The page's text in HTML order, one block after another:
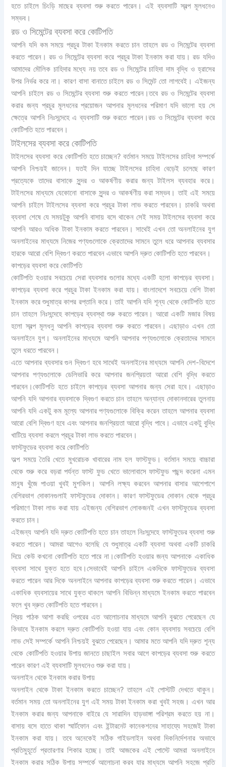
হতে চাইলে চিংড়ি মাছের ব্যবসা শুরু করতে পারেন। এই ব্যবসাটি স্বল্প মূলধনেও
সম্ভব।
রড ও সিমেন্টের ব্যবসা করে কোটিপতি
আপনি যদি কম সময়ে প্রচুর টাকা ইনকাম করতে চান তাহলে রড ও সিমেন্টের ব্যবসা
করতে পারেন। রড ও সিমেন্টের ব্যবসা করে প্রচুর টাকা ইনকাম করা যায়। রড যদিও
আমাদের মৌলিক চাহিদার মধ্যে নয় তবে রড ও সিমেন্টের চাহিদা দাম বৃদ্ধি ও হ্রাসের
উপর নির্ভর করে না। কারণ বাসা বানাতে চাইলে রড ও সিমেন্ট তো লাগবেই। এইজন্য
আপনি চাইলে রড ও সিমেন্টের ব্যবসা শুরু করতে পারেন।তবে রড ও সিমেন্টের ব্যবসা
করার জন্য প্রচুর মূলধনের প্রয়োজন আপনার মূলধনের পরিমাণ যদি ভালো হয় সে
ক্ষেত্রে আপনি নিঃসন্দেহে এ ব্যবসাটি শুরু করতে পারেন।রড ও সিমেন্টের ব্যবসা করে
কোটিপতি হতে পারবেন।
টাইলসের ব্যবসা করে কোটিপতি
টাইলসের ব্যবসা করে কোটিপতি হতে চাচ্ছেন? বর্তমান সময়ে টাইলসের চাহিদা সম্পর্কে
আপনি নিশ্চয়ই জানেন। যতই দিন যাচ্ছে টাইলসের চাহিদা বেড়েই চলেছে কারণ
প্রত্যেকে তাদের বাসাকে সুন্দর ও আকর্ষণীয় করার জন্য টাইলস ব্যবহার করে।
টাইলসের মাধ্যমে যেকোনো বাসাকে সুন্দর ও আকর্ষণীয় করা সম্ভব। তাই এই সময়ে
আপনি চাইলে টাইলসের ব্যবসা করে প্রচুর টাকা লাভ করতে পারবেন। চাকরি অথবা
ব্যবসা শেষে যে সময়টুকু আপনি বাসায় বসে থাকেন সেই সময় টাইলসের ব্যবসা করে
আপনি আরও অধিক টাকা ইনকাম করতে পারবেন। সাথেই এখন তো অনলাইনের যুগ
অনলাইনের মাধ্যমে নিজের পণ্যগুলোকে ক্রেতাদের সামনে তুলে ধরে আপনার ব্যবসার
হারকে আরো বেশি দ্বিগুণ করতে পারবেন এভাবে আপনি দ্রুত কোটিপতি হতে পারবেন।
কাপড়ের ব্যবসা করে কোটিপতি
কোটিপতি হওয়ার সবচেয়ে সেরা ব্যবসার গুলোর মধ্যে একটি হলো কাপড়ের ব্যবসা।
কাপড়ের ব্যবসা করে প্রচুর টাকা ইনকাম করা যায়। বাংলাদেশে সবচেয়ে বেশি টাকা
ইনকাম করে শুধুমাত্র কাপর রপ্তানি করে। তাই আপনি যদি শূন্য থেকে কোটিপতি হতে
চান তাহলে নিঃসন্দেহে কাপড়ের ব্যবস্থা শুরু করতে পারেন। আরো একটি মজার বিষয়
হলো স্বল্প মূলধনু আপনি কাপড়ের ব্যবসা শুরু করতে পারবেন। এছাড়াও এখন তো
অনলাইনে যুগ। অনলাইনের মাধ্যমে আপনি আপনার পণ্যগুলোকে ক্রেতাদের সামনে
তুলে ধরতে পারবেন।
এতে আপনার ব্যবসার গুন দ্বিগুণ হবে সাথেই অনলাইনের মাধ্যমে আপনি দেশ-বিদেশে
আপনার পণ্যগুলোকে ডেলিভারি করে আপনার জনপ্রিয়তা আরো বেশি বৃদ্ধি করতে
পারবেন।কোটিপতি হতে চাইলে কাপড়ের ব্যবসা আপনার জন্য সেরা হবে। এছাড়াও
আপনি যদি আপনার ব্যবসাকে দ্বিগুণ করতে চান তাহলে অন্যান্য দোকানদারের তুলনায়
আপনি যদি একটু কম মূল্যে আপনার পণ্যগুলোকে বিক্রি করেন তাহলে আপনার ব্যবসা
আরো বেশি দ্বিগুণ হবে এবং আপনার জনপ্রিয়তা আরো বৃদ্ধি পাবে। এভাবে একটু বুদ্ধি
খাটিয়ে ব্যবসা করলে প্রচুর টাকা লাভ করতে পারবেন।
ফাস্টফুডের ব্যবসা করে কোটিপতি
অল্প সময়ে তৈরি খেতে মুখরোচক খাবারের নাম হল ফাস্টফুড। বর্তমান সময়ে বাচ্চারা
থেকে শুরু করে বড়রা পর্যন্ত ফাস্ট ফুড খেতে ভালোবাসে ফাস্টফুড পছন্দ করেনা এমন
মানুষ খুঁজে পাওয়া খুবই মুশকিল। আপনি লক্ষ্য করবেন আপনার বাসার আশেপাশে
বেশিরভাগ দোকানগুলাই ফাস্টফুডের দোকান। কারণ ফাস্টফুডের দোকান থেকে প্রচুর
পরিমাণে টাকা লাভ করা যায় এইজন্য বেশিরভাগ লোকজনই এখন ফাস্টফুডের ব্যবসা
করতে চান।
এইজন্য আপনি যদি দ্রুত কোটিপতি হতে চান তাহলে নিঃসন্দেহে ফাস্টফুডের ব্যবসা শুরু
করতে পারেন। আমরা আগেও বলেছি যে শুধুমাত্র একটি ব্যবসা অথবা একটি চাকরি
দিয়ে কেউ কখনো কোটিপতি হতে পারে না।কোটিপতি হওয়ার জন্য আপনাকে একাধিক
ব্যবসা সাথে যুক্ত হতে হবে।সেভাবেই আপনি চাইলে একদিকে ফাস্টফুডের ব্যবসা
করতে পারেন আর দিকে অনলাইনে আপনার কাপড়ের ব্যবসা শুরু করতে পারেন। এভাবে
একাধিক ব্যবসায়ের সাথে যুক্ত থাকলে আপনি বিভিন্ন মাধ্যমে ইনকাম করতে পারবেন
ফলে খুব দ্রুত কোটিপতি হতে পারবেন।
প্রিয় পাঠক আশা করছি ওপরের এত আলোচনার মাধ্যমে আপনি বুঝতে পেরেছেন যে
কিভাবে ইনকাম করলে দ্রুত কোটিপতি হওয়া যায় এবং কোন ব্যবসায় সবচেয়ে বেশি
লাভ সেই সম্পর্কে আপনি নিশ্চয়ই বুঝতে পেরেছেন। আমার মতে আপনি যদি দ্রুত শূন্য
থেকে কোটিপতি হওয়ার উপায় জানতে চাছাইল সবার আগে কাপড়ের ব্যবসা শুরু করতে
পারেন কারণ এই ব্যবসাটি মূলধনেও শুরু করা যায়।
অনলাইন থেকে ইনকাম করার উপায়
অনলাইন থেকে টাকা ইনকাম করতে চাচ্ছেন? তাহলে এই পোস্টটি দেখতে থাকুন।
বর্তমান সময় তো অনলাইনের যুগ এই সময় টাকা ইনকাম করা খুবই সহজ। এখন আর
ইনকাম করার জন্য আপনাকে বাইরে যে সারাদিন হাড়ভাঙ্গা পরিশ্রম করতে হয় না।
বাসায় বসে হাতে থাকা স্মার্টফোন এবং ইন্টারনেট কানেকশনের সাহায্যে সহজেই টাকা
ইনকাম করা যায়। তবে অনেকেই সঠিক গাইডলাইন অথবা দিকনির্দেশনার অভাবে
প্রতিমুহূর্তে প্রতারণার শিকার হচ্ছে। তাই আজকের এই পোস্টে আমরা অনলাইনে
ইনকাম করার সঠিক উপায় সম্পর্কে আলোচনা করব যার মাধ্যমে আপনি সহজে প্রতি